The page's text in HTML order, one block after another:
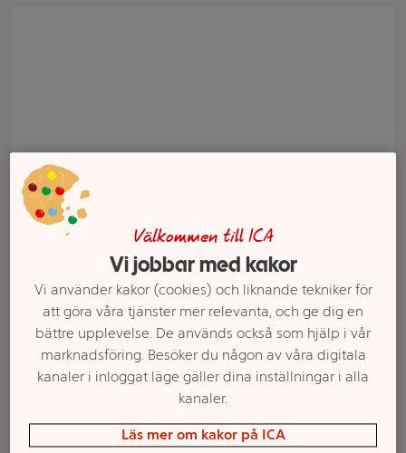
Välj butik och handla
Sortimentet kan variera mellan butikerna
Välkommen till ICA
Vi jobbar med kakor
Vi använder kakor (cookies) och liknande tekniker för
att göra våra tjänster mer relevanta, och ge dig en
bättre upplevelse. De används också som hjälp i vår
marknadsföring. Besöker du någon av våra digitala
kanaler i inloggat läge gäller dina inställningar i alla
kanaler.
Läs mer om kakor på ICA